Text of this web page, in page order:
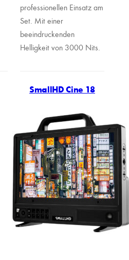
professionellen Einsatz am
Set. Mit einer
beeindruckenden
Helligkeit von 3000 Nits.
SmallHD Cine 18